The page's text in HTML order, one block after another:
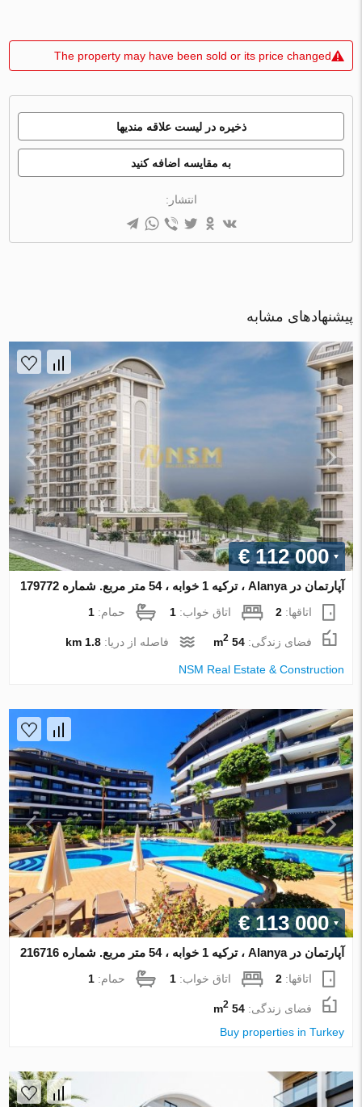
The property may have been sold or its price changed
ذخیره در لیست علاقه مندیها
به مقایسه اضافه کنید
انتشار:
پیشنهادهای مشابه
€ 112 000
آپارتمان در Alanya ، ترکیه 1 خوابه ، 54 متر مربع. شماره 179772
اتاقها:2 اتاق خواب:1 حمام:1
فضای زندگی:54 m
2 فاصله از دریا:1.8 km
NSM Real Estate & Construction
€ 113 000
آپارتمان در Alanya ، ترکیه 1 خوابه ، 54 متر مربع. شماره 216716
اتاقها:2 اتاق خواب:1 حمام:1
فضای زندگی:54 m
2
Buy properties in Turkey